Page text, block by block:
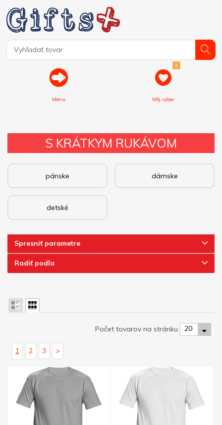
Menu
0
Môj výber
S KRÁTKYM RUKÁVOM
pánske dámske
detské
Spresniť parametre
Radiť podľa
Počet tovarov na stránku 20
1 2 3 >